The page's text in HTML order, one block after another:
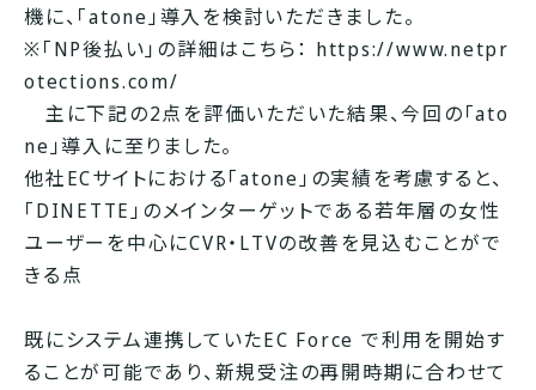
機に、「atone」導入を検討いただきました。
※「NP後払い」の詳細はこちら： https://www.netpr
otections.com/
主に下記の2点を評価いただいた結果、今回の「ato
ne」導入に至りました。
他社ECサイトにおける「atone」の実績を考慮すると、
「DINETTE」のメインターゲットである若年層の女性
ユーザーを中心にCVR・LTVの改善を見込むことがで
きる点
既にシステム連携していたEC Force で利用を開始す
ることが可能であり、新規受注の再開時期に合わせて